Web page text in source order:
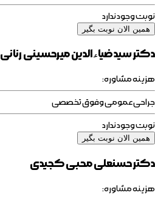
نوبت وجود ندارد
همین الان نوبت بگیر
دکتر سیدضیاءالدین میرحسینی رنانی
هزینه مشاوره:
جراحی عمومی وفوق تخصصی
نوبت وجود ندارد
همین الان نوبت بگیر
دکتر حسنعلی محبی کجیدی
هزینه مشاوره: